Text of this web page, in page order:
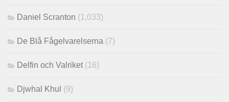
Daniel Scranton (1,033)
De Blå Fågelvarelserna (7)
Delfin och Valriket (16)
Djwhal Khul (9)